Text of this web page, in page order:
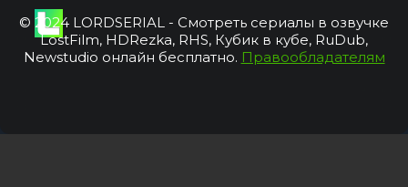
© 2024 LORDSERIAL - Смотреть сериалы в озвучке
LostFilm, HDRezka, RHS, Кубик в кубе, RuDub,
Newstudio онлайн бесплатно. Правообладателям